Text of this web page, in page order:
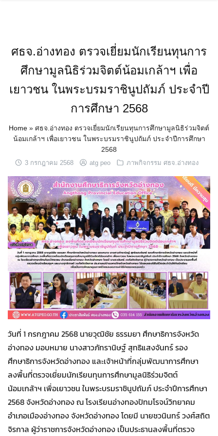
Search
for: Search
ศธจ.อ่างทอง ตรวจเยี่ยมนักเรียนทุนการ
ศึกษามูลนิธิร่วมจิตต์น้อมเกล้าฯ เพื่อ
เยาวชน ในพระบรมราชินูปถัมภ์ ประจำปี
การศึกษา 2568
Home » ศธจ.อ่างทอง ตรวจเยี่ยมนักเรียนทุนการศึกษามูลนิธิร่วมจิตต์
น้อมเกล้าฯ เพื่อเยาวชน ในพระบรมราชินูปถัมภ์ ประจำปีการศึกษา
2568
3 กรกฎาคม 2568 atg peo ภาพกิจกรรม ศธจ.อ่างทอง
วันที่ 1 กรกฎาคม 2568 นายวุฒิชัย ธรรมยา ศึกษาธิการจังหวัด
อ่างทอง มอบหมาย นางสาวภัทรานิษฐ์ สุทธิแสงจันทร์ รอง
ศึกษาธิการจังหวัดอ่างทอง และเจ้าหน้าที่กลุ่มพัฒนาการศึกษา
ลงพื้นที่ตรวจเยี่ยมนักเรียนทุนการศึกษามูลนิธิร่วมจิตต์
น้อมเกล้าฯ เพื่อเยาวชน ในพระบรมราชินูปถัมภ์ ประจำปีการศึกษา
2568 จังหวัดอ่างทอง ณ โรงเรียนอ่างทองปัทมโรจน์วิทยาคม
อำเภอเมืองอ่างทอง จังหวัดอ่างทอง โดยมี นายชวนินทร์ วงศ์สถิต
จิรกาล ผู้ว่าราชการจังหวัดอ่างทอง เป็นประธานลงพื้นที่ตรวจ